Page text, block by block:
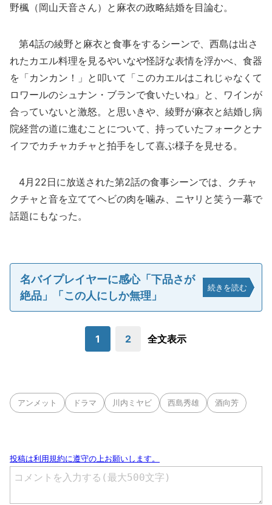
野楓（岡山天音さん）と麻衣の政略結婚を目論む。
第4話の綾野と麻衣と食事をするシーンで、西島は出さ
れたカエル料理を見るやいなや怪訝な表情を浮かべ、食器
を「カンカン！」と叩いて「このカエルはこれじゃなくて
ロワールのシュナン・ブランで食いたいね」と、ワインが
合っていないと激怒。と思いきや、綾野が麻衣と結婚し病
院経営の道に進むことについて、持っていたフォークとナ
イフでカチャカチャと拍手をして喜ぶ様子を見せる。
4月22日に放送された第2話の食事シーンでは、クチャ
クチャと音を立ててヘビの肉を噛み、ニヤリと笑う一幕で
話題にもなった。
名バイプレイヤーに感心「下品さが
絶品」「この人にしか無理」
続きを読む
1 2 全文表示
アンメット ドラマ 川内ミヤビ 西島秀雄 酒向芳